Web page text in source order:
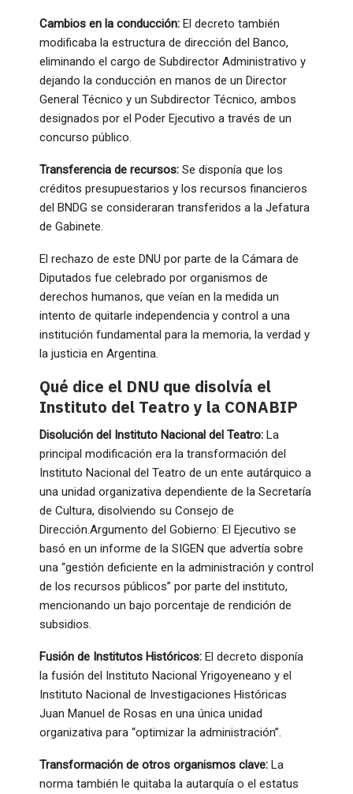
Cambios en la conducción: El decreto también
modificaba la estructura de dirección del Banco,
eliminando el cargo de Subdirector Administrativo y
dejando la conducción en manos de un Director
General Técnico y un Subdirector Técnico, ambos
designados por el Poder Ejecutivo a través de un
concurso público.
Transferencia de recursos: Se disponía que los
créditos presupuestarios y los recursos financieros
del BNDG se consideraran transferidos a la Jefatura
de Gabinete.
El rechazo de este DNU por parte de la Cámara de
Diputados fue celebrado por organismos de
derechos humanos, que veían en la medida un
intento de quitarle independencia y control a una
institución fundamental para la memoria, la verdad y
la justicia en Argentina.
Qué dice el DNU que disolvía el
Instituto del Teatro y la CONABIP
Disolución del Instituto Nacional del Teatro: La
principal modificación era la transformación del
Instituto Nacional del Teatro de un ente autárquico a
una unidad organizativa dependiente de la Secretaría
de Cultura, disolviendo su Consejo de
Dirección.Argumento del Gobierno: El Ejecutivo se
basó en un informe de la SIGEN que advertía sobre
una “gestión deficiente en la administración y control
de los recursos públicos” por parte del instituto,
mencionando un bajo porcentaje de rendición de
subsidios.
Fusión de Institutos Históricos: El decreto disponía
la fusión del Instituto Nacional Yrigoyeneano y el
Instituto Nacional de Investigaciones Históricas
Juan Manuel de Rosas en una única unidad
organizativa para “optimizar la administración”.
Transformación de otros organismos clave: La
norma también le quitaba la autarquía o el estatus